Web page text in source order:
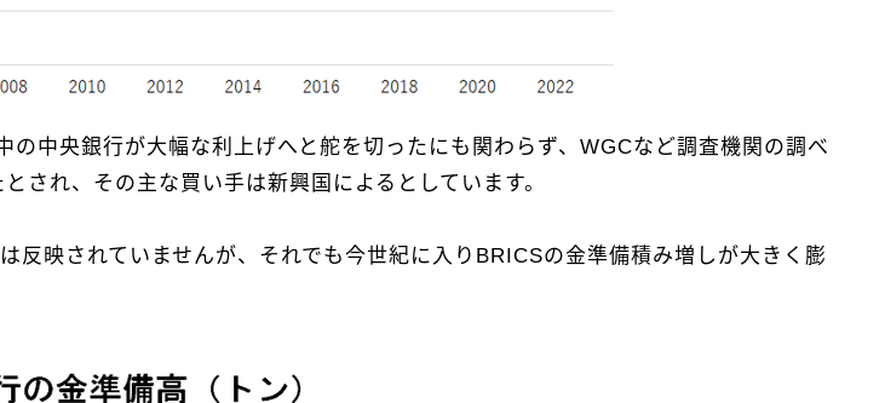
中央銀行が大幅な利上げへと舵を切ったにも関わらず、WGCなど調査機関の調べ
され、その主な買い手は新興国によるとしています。
反映されていませんが、それでも今世紀に入りBRICSの金準備積み増しが大きく膨